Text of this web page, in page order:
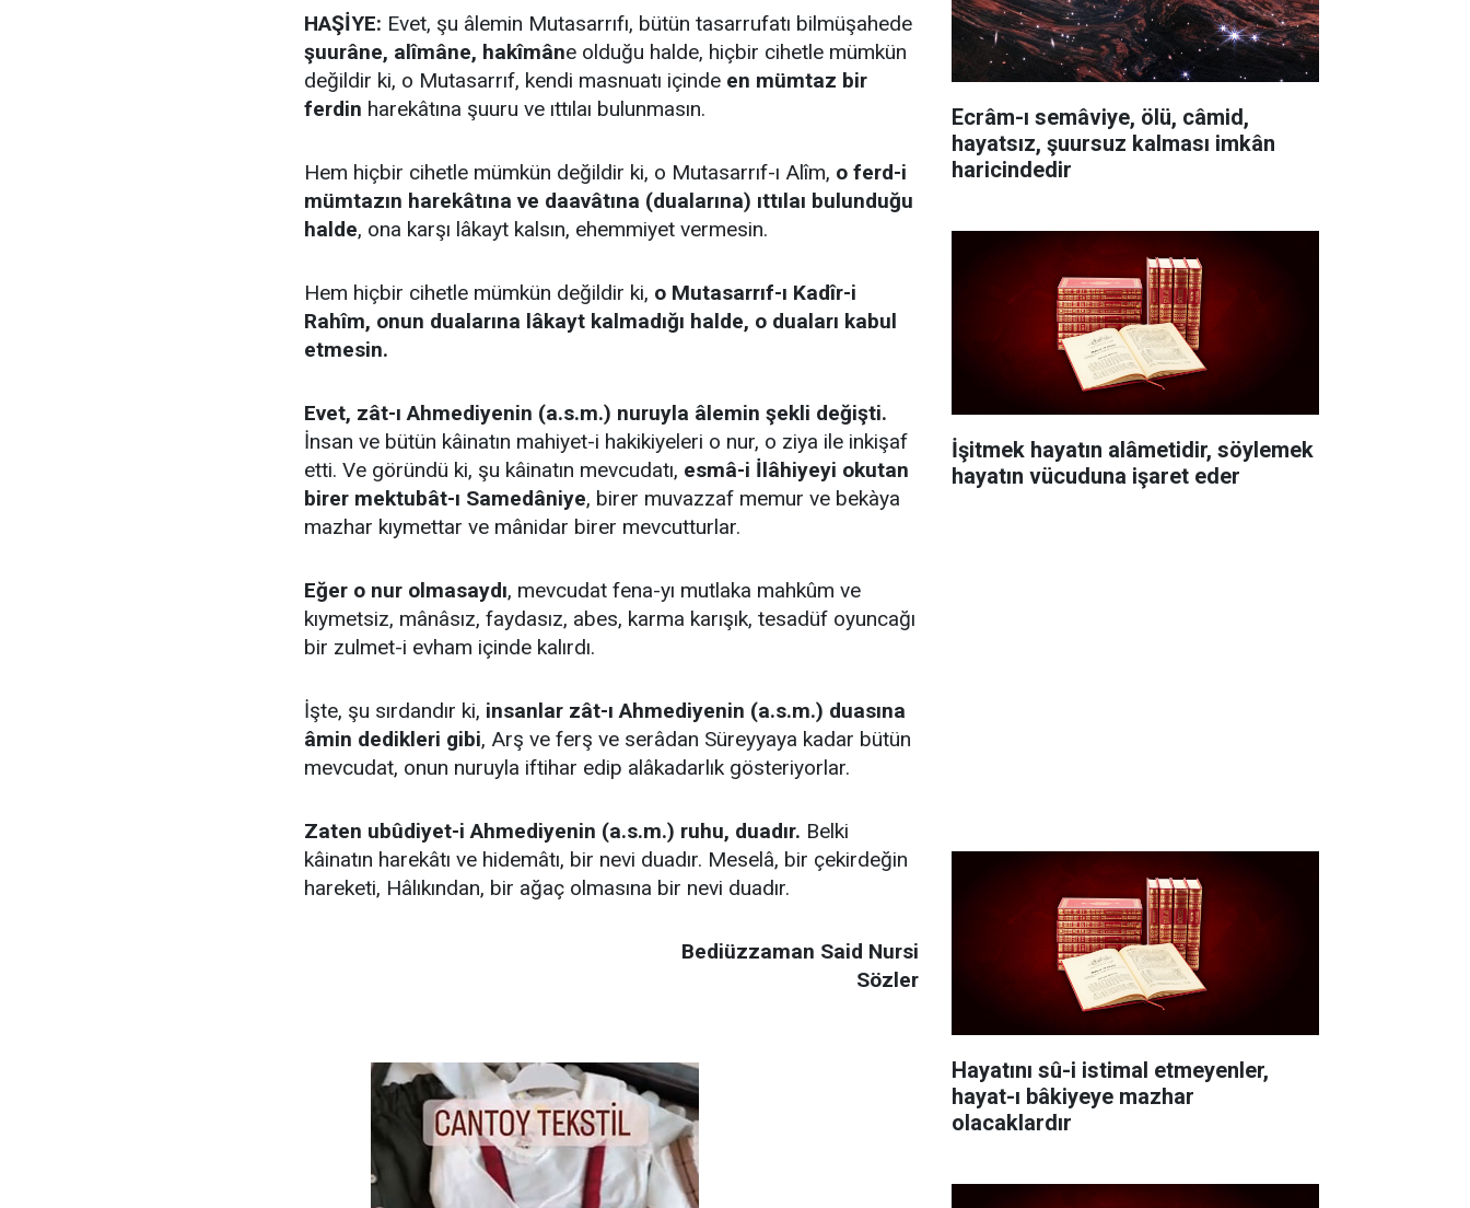
HAŞİYE: Evet, şu âlemin Mutasarrıfı, bütün tasarrufatı bilmüşahede
şuurâne, alîmâne, hakîmâne olduğu halde, hiçbir cihetle mümkün
değildir ki, o Mutasarrıf, kendi masnuatı içinde en mümtaz bir
ferdin harekâtına şuuru ve ıttılaı bulunmasın.
Hem hiçbir cihetle mümkün değildir ki, o Mutasarrıf-ı Alîm, o ferd-i
mümtazın harekâtına ve daavâtına (dualarına) ıttılaı bulunduğu
halde, ona karşı lâkayt kalsın, ehemmiyet vermesin.
Hem hiçbir cihetle mümkün değildir ki, o Mutasarrıf-ı Kadîr-i
Rahîm, onun dualarına lâkayt kalmadığı halde, o duaları kabul
etmesin.
Evet, zât-ı Ahmediyenin (a.s.m.) nuruyla âlemin şekli değişti.
İnsan ve bütün kâinatın mahiyet-i hakikiyeleri o nur, o ziya ile inkişaf
etti. Ve göründü ki, şu kâinatın mevcudatı, esmâ-i İlâhiyeyi okutan
birer mektubât-ı Samedâniye, birer muvazzaf memur ve bekàya
mazhar kıymettar ve mânidar birer mevcutturlar.
Eğer o nur olmasaydı, mevcudat fena-yı mutlaka mahkûm ve
kıymetsiz, mânâsız, faydasız, abes, karma karışık, tesadüf oyuncağı
bir zulmet-i evham içinde kalırdı.
İşte, şu sırdandır ki, insanlar zât-ı Ahmediyenin (a.s.m.) duasına
âmin dedikleri gibi, Arş ve ferş ve serâdan Süreyyaya kadar bütün
mevcudat, onun nuruyla iftihar edip alâkadarlık gösteriyorlar.
Zaten ubûdiyet-i Ahmediyenin (a.s.m.) ruhu, duadır. Belki
kâinatın harekâtı ve hidemâtı, bir nevi duadır. Meselâ, bir çekirdeğin
hareketi, Hâlıkından, bir ağaç olmasına bir nevi duadır.
Bediüzzaman Said Nursi
Sözler
Ecrâm-ı semâviye, ölü, câmid,
hayatsız, şuursuz kalması imkân
haricindedir
İşitmek hayatın alâmetidir, söylemek
hayatın vücuduna işaret eder
Hayatını sû-i istimal etmeyenler,
hayat-ı bâkiyeye mazhar
olacaklardır